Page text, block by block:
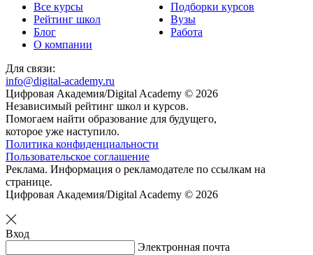
Все курсы
Подборки курсов
Рейтинг школ
Вузы
Блог
Работа
О компании
Для связи:
info@digital-academy.ru
Цифровая Академия/Digital Academy © 2026
Независимый рейтинг школ и курсов.
Помогаем найти образование для будущего,
которое уже наступило.
Политика конфиденциальности
Пользовательское соглашение
Реклама. Информация о рекламодателе по ссылкам на
странице.
Цифровая Академия/Digital Academy © 2026
Вход
Электронная почта